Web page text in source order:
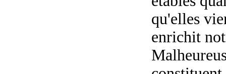
qu'elles
enrichit